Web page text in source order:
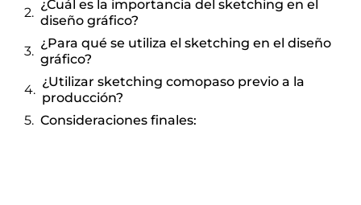
¿Cuál es la importancia del sketching en el
diseño gráfico?
¿Para qué se utiliza el sketching en el diseño
gráfico?
¿Utilizar sketching comopaso previo a la
producción?
Consideraciones finales: